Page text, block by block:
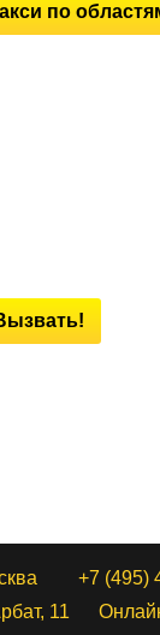
по
+7 (495)
11